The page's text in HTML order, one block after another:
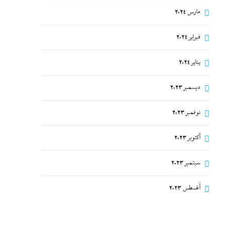
مارس 2024
فبراير 2024
يناير 2024
ديسمبر 2023
نوفمبر 2023
أكتوبر 2023
سبتمبر 2023
أغسطس 2023